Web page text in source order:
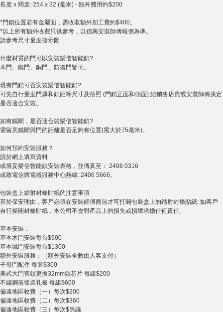
長度 x 闊度: 254 x 32 (毫米) - 額外費用約$200
*門鎖位置若有金屬面，需收取額外加工費約$400。
*以上所有額外收費只供參考，以信興安裝師傅報價為準。
請參考尺寸量度指示圖
什麼材質的門可以安裝樂信智能鎖?
木門、鐵門、銅門、防盜門皆可。
現有門鎖可否安裝樂信智能鎖?
可先自行量度門厚和鎖距等尺寸及拍照 (門鎖正面和側面) 給銷售店員或安裝師傅決定
是否適合安裝。
如有鐵閘，是否適合裝樂信智能鎖?
需留意鐵閘與門的距離是否足夠有位置(需大於75毫米)。
如何預約安裝服務？
請於網上填寫資料
或填妥樂信智能鎖安裝表格，並傳真至： 2408 0316
或致電信興電器服務中心熱線: 2406 5666。
包裝盒上鐳射封條貼紙的注意事項
基於保安理由，客戶必須在安裝師傅面前才可打開包裝盒上的鐳射封條貼紙; 如客戶
自行撕開封條貼紙，本公司不會對產品上的損失或損壞承擔任何責任。
基本安裝：
基本木門安裝每台$900
基本鐵門安裝每台$1300
額外安裝服務：（額外安裝全數由人客支付）
子母門配件 每套$300
美式大門舊鎖更換32mm鎖芯片 每組$200
不繡鋼前後遮孔板 每組$600
偏遠地區收費（一）每次$200
偏遠地區收費（二）每次$360
偏遠地區收費（三）每次$另議